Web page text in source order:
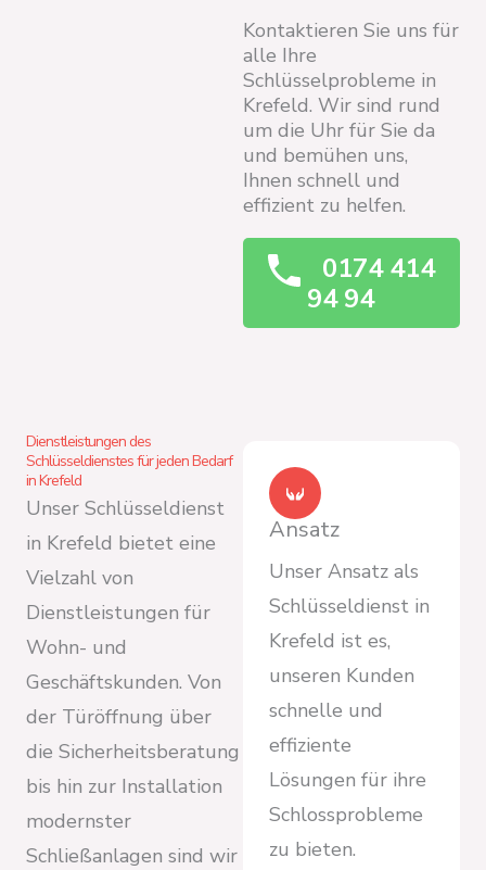
Kontaktieren Sie uns für
alle Ihre
Schlüsselprobleme in
Krefeld. Wir sind rund
um die Uhr für Sie da
und bemühen uns,
Ihnen schnell und
effizient zu helfen.
0174 414
94 94
Dienstleistungen des
Schlüsseldienstes für jeden Bedarf
in Krefeld
Unser Schlüsseldienst
in Krefeld bietet eine
Vielzahl von
Dienstleistungen für
Wohn- und
Geschäftskunden. Von
der Türöffnung über
die Sicherheitsberatung
bis hin zur Installation
modernster
Schließanlagen sind wir
Ansatz
Unser Ansatz als
Schlüsseldienst in
Krefeld ist es,
unseren Kunden
schnelle und
effiziente
Lösungen für ihre
Schlossprobleme
zu bieten.